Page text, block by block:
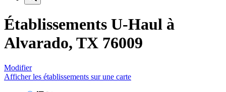
Établissements U-Haul à
Alvarado, TX 76009
Modifier
Afficher les établissements sur une carte